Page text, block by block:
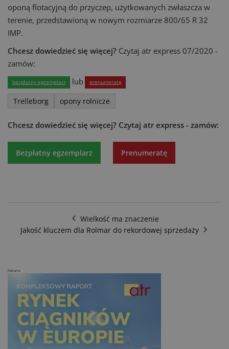
oponą flotacyjną do przyczep, użytkowanych zwłaszcza w
terenie, przedstawioną w nowym rozmiarze 800/65 R 32
IMP.
Chcesz dowiedzieć się więcej? Czytaj atr express 07/2020 -
zamów:
bezpłatny egzemplarz lub prenumeratę
Trelleborg opony rolnicze
Chcesz dowiedzieć się więcej? Czytaj atr express - zamów:
Bezpłatny egzemplarz Prenumeratę
Wielkość ma znaczenie
Jakość kluczem dla Rolmar do rekordowej sprzedaży
Reklama